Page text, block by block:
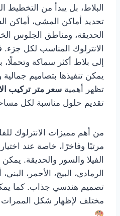
البلاط، بل يبدأ من
تحديد أماكن المشي، أماكن
الحديقة، ومناطق الجلوس
الانترلوك المناسب لكل
إلى بلاط أكثر سماكة وتحملًا،
يمكن تنفيذها بتصاميم جمالية
تظهر أهمية سعر متر تركيب
تقديم حلول مناسبة لكل
من أهم مميزات الانترلوك
مرتبًا وفاخرًا، خاصة عند
الفيلا والسور والحديقة.
الرمادي، البيج، الأحمر،
تصميم هندسي جذاب. كما
مختلف لإظهار شكل الممرات